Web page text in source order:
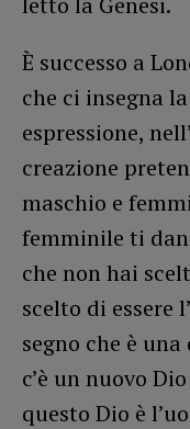
È successo a
che ci insegna
espressione,
creazione
maschio e
femminile ti
che non hai
scelto di essere
segno che è
c’è un nuovo
questo Dio è